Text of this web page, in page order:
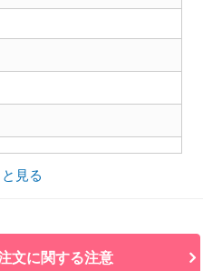
見る
文に関する注意